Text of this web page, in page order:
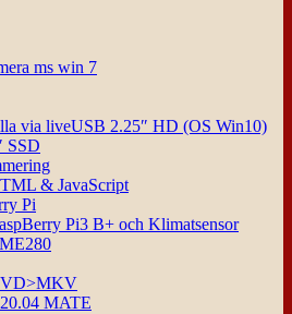
ms win 7
via liveUSB 2.25″ HD (OS Win10)
SSD
& JavaScript
Pi
Pi3 B+ och Klimatsensor
MATE